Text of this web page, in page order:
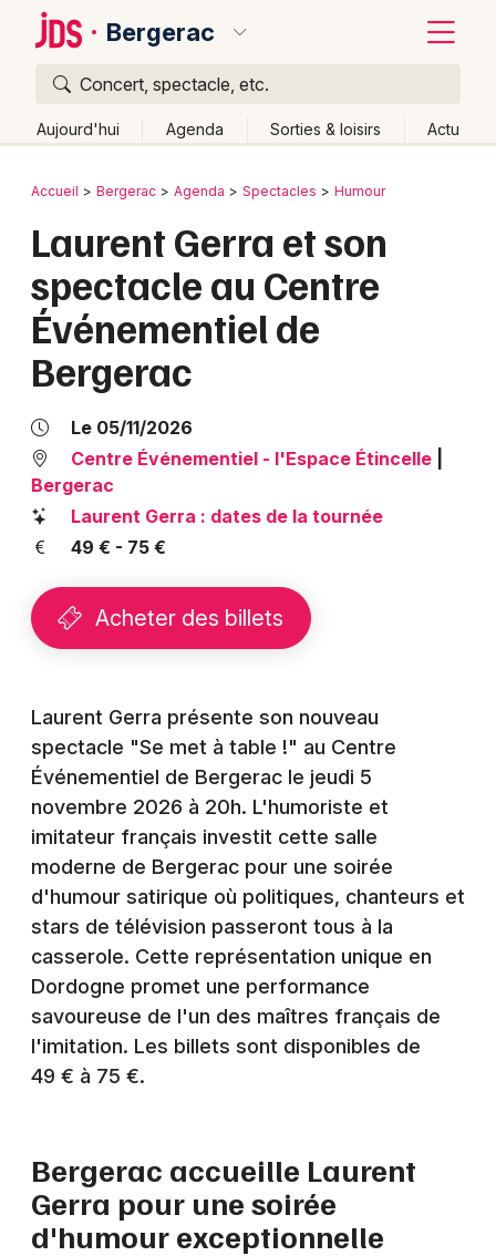
Bergerac
Concert, spectacle, etc.
Aujourd'hui Agenda Sorties & loisirs Actu
Publier un événement
Grands événements
Activité & Expérience
Manifestations
Foires & salons
Spectacles
Concerts
Sports
Sorties famille
Expos
Sorties & loisirs
Humour en Dordogne
Humour en Aquitaine
Humour en Nouvelle-Aquitaine
Artistes en tournée
Bordeaux
Colmar
Lille
Lyon
Marseille
Mulhouse
Montpellier
Nantes
Nice
Paris
Toutes les villes
Retour
Accueil Bergerac Agenda Spectacles Humour
Laurent Gerra et son
spectacle au Centre
Événementiel de
Bergerac
Le 05/11/2026
Centre Événementiel - l'Espace Étincelle
Bergerac
Laurent Gerra : dates de la tournée
49 € - 75 €
Acheter des billets
Laurent Gerra présente son nouveau
spectacle "Se met à table !" au Centre
Événementiel de Bergerac le jeudi 5
novembre 2026 à 20h. L'humoriste et
imitateur français investit cette salle
moderne de Bergerac pour une soirée
d'humour satirique où politiques, chanteurs et
stars de télévision passeront tous à la
casserole. Cette représentation unique en
Dordogne promet une performance
savoureuse de l'un des maîtres français de
l'imitation. Les billets sont disponibles de
49 € à 75 €.
Bergerac accueille Laurent
Gerra pour une soirée
d'humour exceptionnelle
Quoi ?
Où ?
Partout
Près de moi Changer de lieu
Quand ?
Effacer les dates
Aujourd'hui
Demain Ce week-end